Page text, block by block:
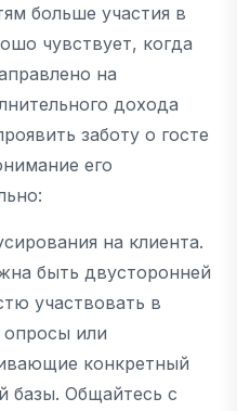
больше участия в
чувствует, когда
на
дохода
заботу о госте
его
на клиента.
быть двусторонней
участвовать в
опросы или
конкретный
базы. Общайтесь с